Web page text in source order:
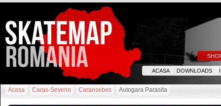
ACASA DOWNLOADS
Acasa Caras-Severin Caransebes Autogara Parasita